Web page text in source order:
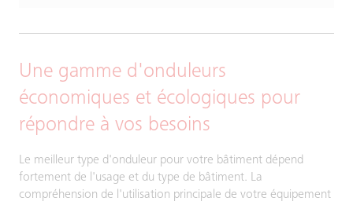
Une gamme d'onduleurs
économiques et écologiques pour
répondre à vos besoins
Le meilleur type d'onduleur pour votre bâtiment dépend
fortement de l'usage et du type de bâtiment. La
compréhension de l'utilisation principale de votre équipement